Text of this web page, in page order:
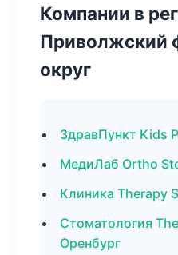
Компании в
Приволжский
округ
ЗдравПункт Kids
МедиЛаб Ortho
Клиника Therapy
Стоматология
Оренбург